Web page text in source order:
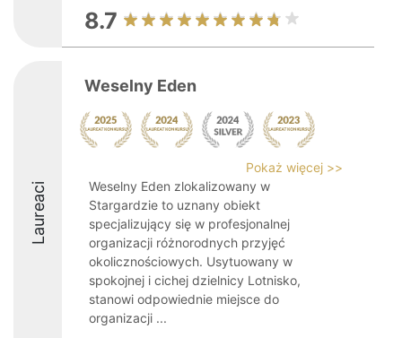
8.7
Laureaci
Weselny Eden
Pokaż więcej >>
Weselny Eden zlokalizowany w
Stargardzie to uznany obiekt
specjalizujący się w profesjonalnej
organizacji różnorodnych przyjęć
okolicznościowych. Usytuowany w
spokojnej i cichej dzielnicy Lotnisko,
stanowi odpowiednie miejsce do
organizacji ...